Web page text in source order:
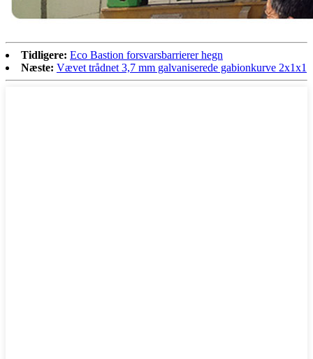
Tidligere: Eco Bastion forsvarsbarrierer hegn
Næste: Vævet trådnet 3,7 mm galvaniserede gabionkurve 2x1x1